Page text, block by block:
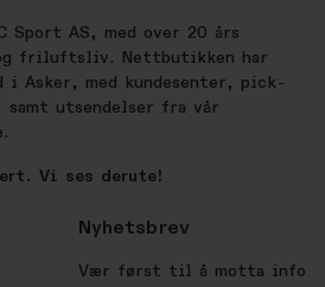
Sport AS, med over 20 års
friluftsliv. Nettbutikken har
i Asker, med kundesenter, pick-
samt utsendelser fra vår
Vi ses derute!
Nyhetsbrev
Vær først til å motta info